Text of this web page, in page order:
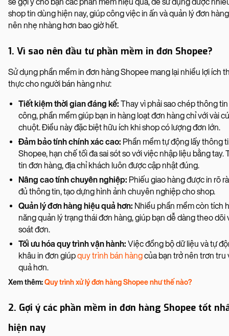
shop tin dùng hiện nay, giúp công việc in ấn và quản lý đơn
nên nhẹ nhàng hơn bao giờ hết.
1. Vì sao nên đầu tư phần mềm in đơn Shopee?
Sử dụng phần mềm in đơn hàng Shopee mang lại nhiều lợi ích
thực cho người bán hàng như:
Tiết kiệm thời gian đáng kể: Thay vì phải sao chép thông
công, phần mềm giúp bạn in hàng loạt đơn hàng chỉ với vài
chuột. Điều này đặc biệt hữu ích khi shop có lượng đơn lớn.
Đảm bảo tính chính xác cao: Phần mềm tự động lấy thông
Shopee, hạn chế tối đa sai sót so với việc nhập liệu bằng tay.
tin đơn hàng, địa chỉ khách luôn được cập nhật đúng.
Nâng cao tính chuyên nghiệp: Phiếu giao hàng được in rõ
đủ thông tin, tạo dựng hình ảnh chuyên nghiệp cho shop.
Quản lý đơn hàng hiệu quả hơn: Nhiều phần mềm còn tích
năng quản lý trạng thái đơn hàng, giúp bạn dễ dàng theo dõi
soát đơn.
Tối ưu hóa quy trình vận hành: Việc đồng bộ dữ liệu và tự
khâu in đơn giúpquy trình bán hàngcủa bạn trở nên trơn tru
quả hơn.
Xem thêm:Quy trình xử lý đơn hàng Shopee như thế nào?
2. Gợi ý các phần mềm in đơn hàng Shopee tốt
hiện nay